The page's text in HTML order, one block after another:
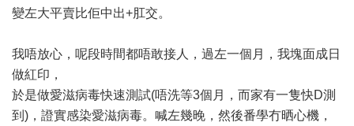
變左大平賣比佢中出+肛交。
我唔放心，呢段時間都唔敢接人，過左一個月，我塊面成日
做紅印，
於是做愛滋病毒快速測試(唔洗等3個月，而家有一隻快D測
到)，證實感染愛滋病毒。喊左幾晚，然後番學冇晒心機，